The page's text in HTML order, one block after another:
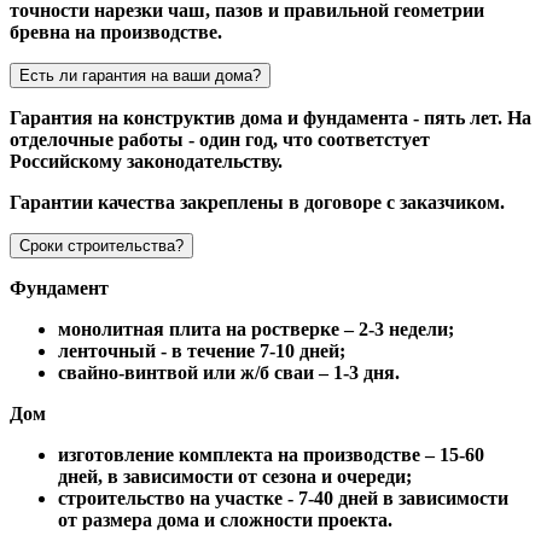
точности нарезки чаш, пазов и правильной геометрии
бревна на производстве.
Есть ли гарантия на ваши дома?
Гарантия на конструктив дома и фундамента - пять лет. На
отделочные работы - один год, что соответстует
Российскому законодательству.
Гарантии качества закреплены в договоре с заказчиком.
Сроки строительства?
Фундамент
монолитная плита на ростверке – 2-3 недели;
ленточный - в течение 7-10 дней;
свайно-винтвой или ж/б сваи – 1-3 дня.
Дом
изготовление комплекта на производстве – 15-60
дней, в зависимости от сезона и очереди;
строительство на участке - 7-40 дней в зависимости
от размера дома и сложности проекта.